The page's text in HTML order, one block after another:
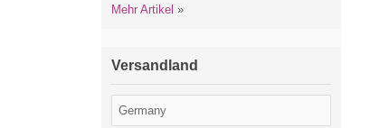
Mehr Artikel »
Versandland